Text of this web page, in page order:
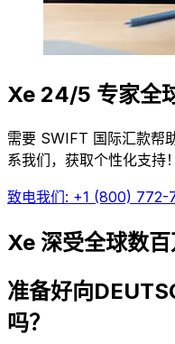
Xe 24/5 专家全
需要 SWIFT 国际汇款帮
系我们，获取个性化支持！
致电我们: +1 (800) 772-
Xe 深受全球数
准备好向
吗？